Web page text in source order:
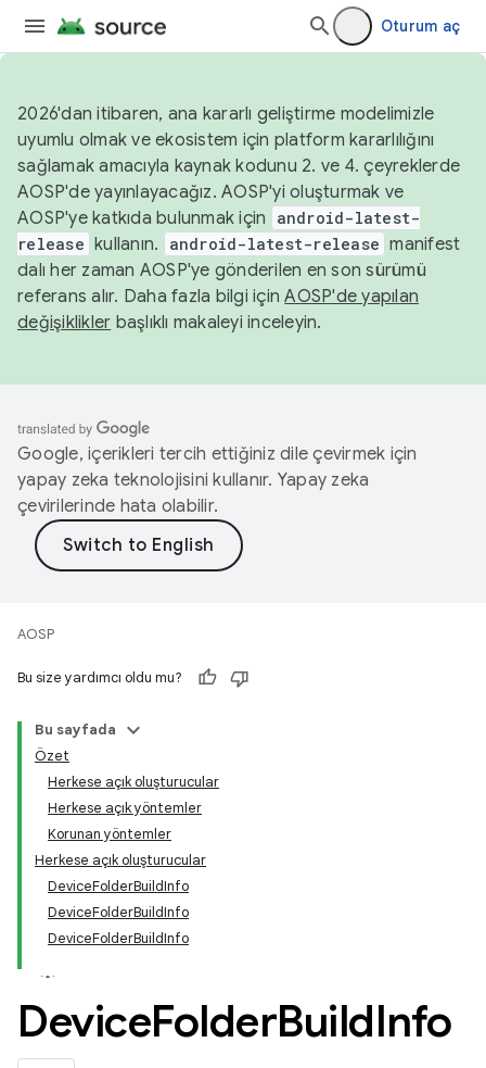
Oturum aç
2026'dan itibaren, ana kararlı geliştirme modelimizle
uyumlu olmak ve ekosistem için platform kararlılığını
sağlamak amacıyla kaynak kodunu 2. ve 4. çeyreklerde
AOSP'de yayınlayacağız. AOSP'yi oluşturmak ve
AOSP'ye katkıda bulunmak için
android-latest-
release kullanın. android-latest-release manifest
dalı her zaman AOSP'ye gönderilen en son sürümü
referans alır. Daha fazla bilgi içinAOSP'de yapılan
değişiklikler başlıklı makaleyi inceleyin.
Google, içerikleri tercih ettiğiniz dile çevirmek için
yapay zeka teknolojisini kullanır. Yapay zeka
çevirilerinde hata olabilir.
AOSP
Bu size yardımcı oldu mu?
Bu sayfada
Özet
Herkese açık oluşturucular
Herkese açık yöntemler
Korunan yöntemler
Herkese açık oluşturucular
DeviceFolderBuildInfo
DeviceFolderBuildInfo
DeviceFolderBuildInfo
DeviceFolderBuildInfo